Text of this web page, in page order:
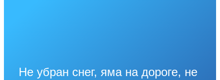
Не убран снег, яма на дороге, не